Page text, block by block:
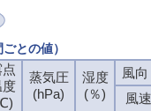
との値）
点
蒸気圧
(hPa)
湿度
(％)
風
風速